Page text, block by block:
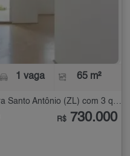
1 vaga 65 m²
R$ 730.000